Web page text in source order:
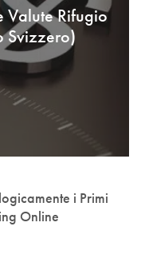
Valute Rifugio
Svizzero)
i Primi
Online